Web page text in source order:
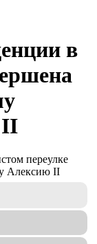
в
II
переулке
Алексию II